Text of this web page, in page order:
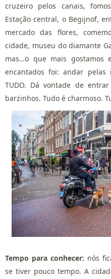
cruzeiro pelos canais,
Estação central, o Begijnof,
mercado das flores,
cidade, museu do diamante
mas…o que mais gostamos
encantados foi: andar
TUDO. Dá vontade de
barzinhos. Tudo é charmoso.
Tempo para conhecer: nós
se tiver pouco tempo. A